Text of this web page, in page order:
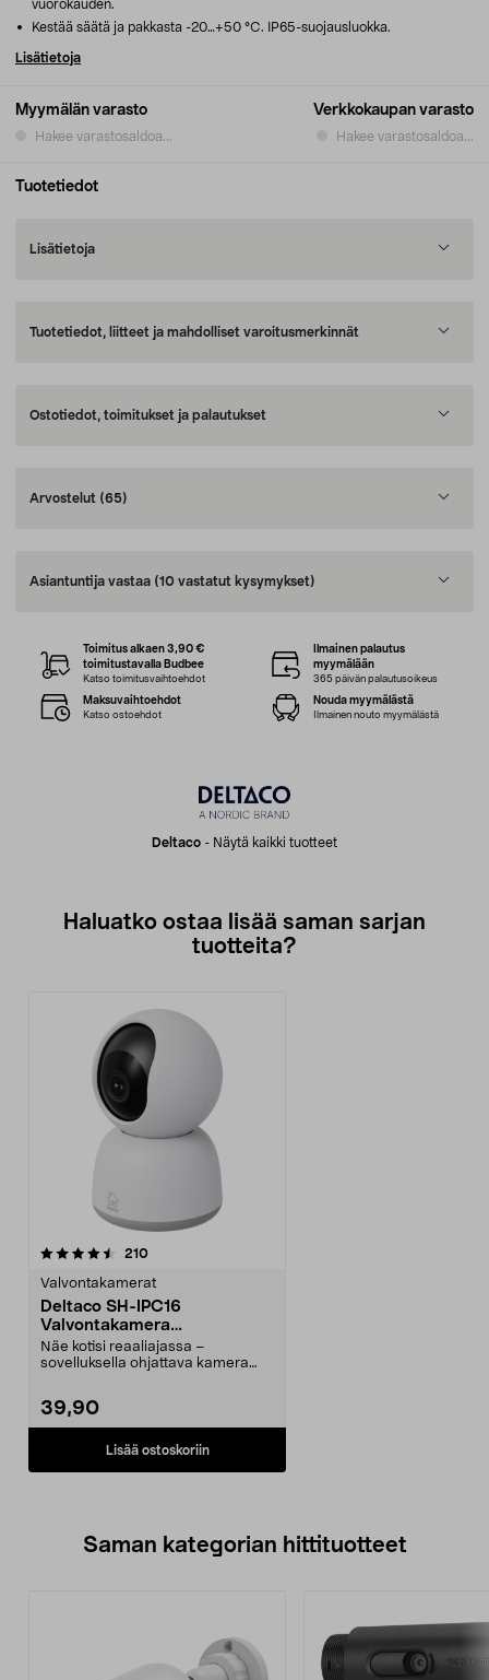
Myymälän varasto
Hakee varastosaldoa...
Verkkokaupan varasto
Hakee varastosaldoa...
vuorokauden.
Kestää säätä ja pakkasta -20…+50 °C. IP65-suojausluokka.
Lisätietoja
Tuotetiedot
Lisätietoja
Tuotetiedot, liitteet ja mahdolliset varoitusmerkinnät
Ostotiedot, toimitukset ja palautukset
Arvostelut (65)
Asiantuntija vastaa (10 vastatut kysymykset)
Deltaco - Näytä kaikki tuotteet
Toimitus alkaen 3,90 €
toimitustavalla Budbee
Katso toimitusvaihtoehdot
Ilmainen palautus
myymälään
365 päivän palautusoikeus
Maksuvaihtoehdot
Katso ostoehdot
Nouda myymälästä
Ilmainen nouto myymälästä
Haluatko ostaa lisää saman sarjan
tuotteita?
210arvostelut
Valvontakamerat
Deltaco SH-IPC16
Valvontakamera
sisäkäyttöön, WiFi
Näe kotisi reaaliajassa –
sovelluksella ohjattava kamera
39,90
Lisää ostoskoriin
Saman kategorian hittituotteet